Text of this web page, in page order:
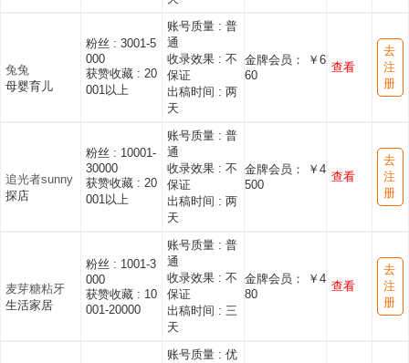
兔兔
母婴育儿
粉丝 : 3001-5
000
获赞收藏 : 20
001以上
账号质量 : 普
通
收录效果 : 不
保证
出稿时间 : 两
天
金牌会员： ￥6
60
查看
去
注
册
追光者sunny
探店
粉丝 : 10001-
30000
获赞收藏 : 20
001以上
账号质量 : 普
通
收录效果 : 不
保证
出稿时间 : 两
天
金牌会员： ￥4
500
查看
去
注
册
麦芽糖粘牙
生活家居
粉丝 : 1001-3
000
获赞收藏 : 10
001-20000
账号质量 : 普
通
收录效果 : 不
保证
出稿时间 : 三
天
金牌会员： ￥4
80
查看
去
注
册
账号质量 : 优